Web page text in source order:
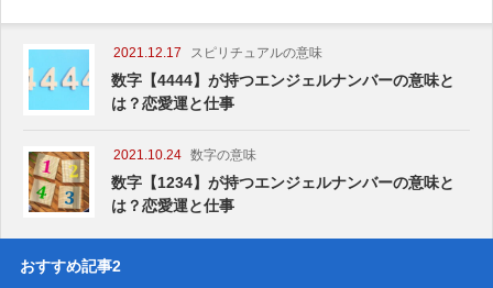
2021.12.17 スピリチュアルの意味
数字【4444】が持つエンジェルナンバーの意味と
は？恋愛運と仕事
2021.10.24 数字の意味
数字【1234】が持つエンジェルナンバーの意味と
は？恋愛運と仕事
おすすめ記事2